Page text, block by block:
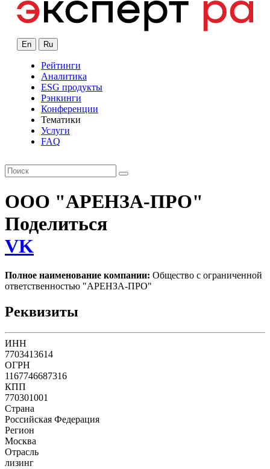
En Ru
Рейтинги
Аналитика
ESG продукты
Рэнкинги
Конференции
Тематики
Услуги
FAQ
ООО "АРЕНЗА-ПРО"
Поделиться
VK
Полное наименование компании: Общество с ограниченной
ответственностью "АРЕНЗА-ПРО"
Реквизиты
ИНН
7703413614
ОГРН
1167746687316
КПП
770301001
Страна
Российская Федерация
Регион
Москва
Отрасль
лизинг